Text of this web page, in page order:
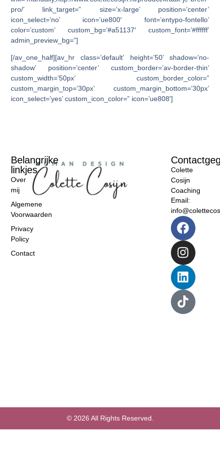
pro/’ link_target=” size=’x-large’ position=’center’
icon_select=’no’ icon=’ue800′ font=’entypo-fontello’
color=’custom’ custom_bg=’#a51137′ custom_font=’#ffffff’
admin_preview_bg=”]
[/av_one_half][av_hr class=’default’ height=’50’ shadow=’no-
shadow’ position=’center’ custom_border=’av-border-thin’
custom_width=’50px’ custom_border_color=”
custom_margin_top=’30px’ custom_margin_bottom=’30px’
icon_select=’yes’ custom_icon_color=” icon=’ue808′]
Colette
Cosijn
Coaching
Email:
Belangrijke
linkjes
Over
mij
Algemene
Voorwaarden
Privacy
Policy
Contact
© 2026 All Rights Reserved.